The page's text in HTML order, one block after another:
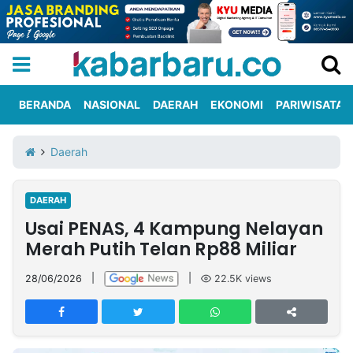
Iklan
Berita
Kami
Nasional
International
Olahraga
Entertainment
Daerah
Pariwisata
Kuliner
Kolom
Network
PT
TREETAN
BERANDA NASIONAL DAERAH EKONOMI PARIWISATA
Daerah
DAERAH
Usai PENAS, 4 Kampung Nelayan
Merah Putih Telan Rp88 Miliar
28/06/2026 22.5K views